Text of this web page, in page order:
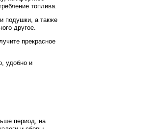
топлива.
подушки, а также
другое.
прекрасное
удобно и
период, на